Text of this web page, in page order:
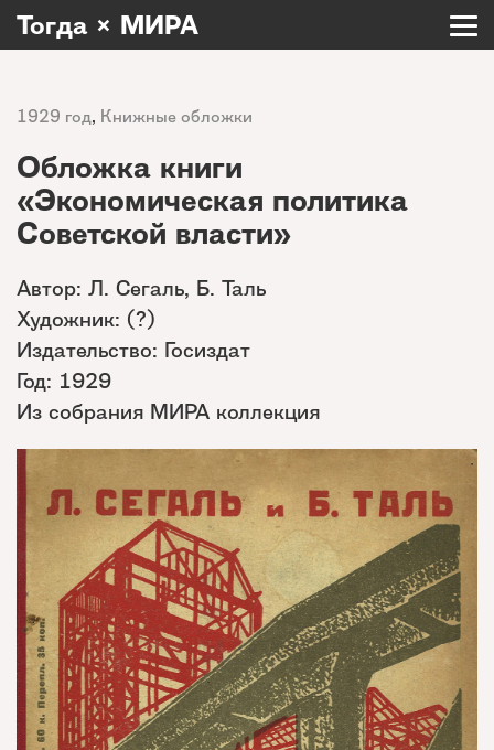
Тогда × МИРА
1929 год, Книжные обложки
Обложка книги
«Экономическая политика
Советской власти»
Автор: Л. Сегаль, Б. Таль
Художник: (?)
Издательство: Госиздат
Год: 1929
Из собрания МИРА коллекция